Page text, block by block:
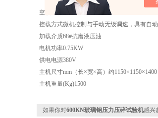
空载速度
600mm/min
控载方式微机控制与手动无级调速，具有自
加载介质68#抗磨液压油
电机功率0.75KW
供电电源380V
主机尺寸mm（长×宽×高） 约1150×1150×1400
主机重量(Kg)1500
如果你对600KN玻璃钢压力压碎试验机感兴